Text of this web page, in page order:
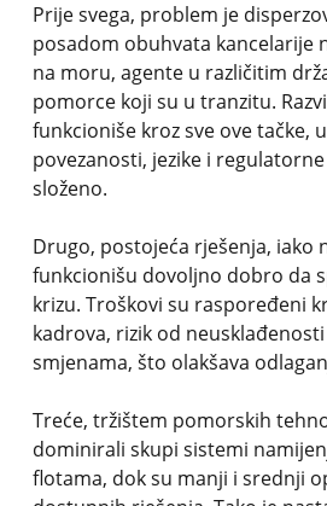
Prije svega, problem je
posadom obuhvata kancelarije
na moru, agente u različitim
pomorce koji su u tranzitu.
funkcioniše kroz sve ove tačke,
povezanosti, jezike i
složeno.
Drugo, postojeća rješenja, iako
funkcionišu dovoljno dobro da
krizu. Troškovi su raspoređeni
kadrova, rizik od
smjenama, što olakšava
Treće, tržištem pomorskih
dominirali skupi sistemi
flotama, dok su manji i srednji